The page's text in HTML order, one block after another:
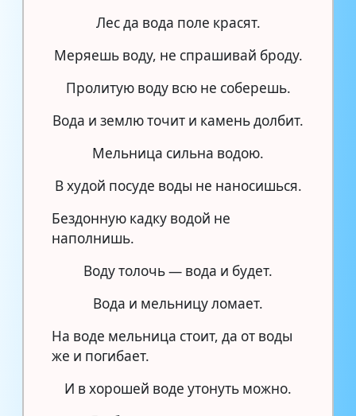
Лес да вода поле красят.
Меряешь воду, не спрашивай броду.
Пролитую воду всю не соберешь.
Вода и землю точит и камень долбит.
Мельница сильна водою.
В худой посуде воды не наносишься.
Бездонную кадку водой не
наполнишь.
Воду толочь — вода и будет.
Вода и мельницу ломает.
На воде мельница стоит, да от воды
же и погибает.
И в хорошей воде утонуть можно.